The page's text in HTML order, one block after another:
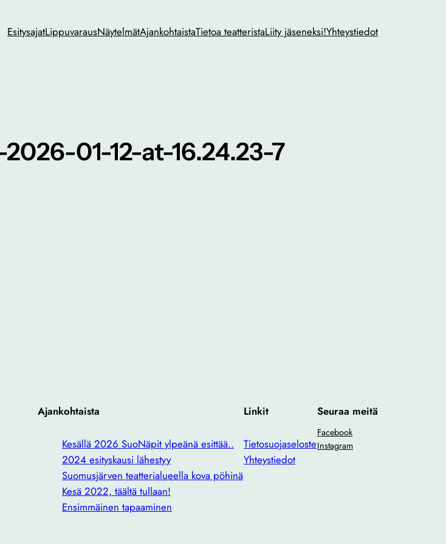
EsitysajatLippuvarausNäytelmätAjankohtaistaTietoa teatteristaLiity jäseneksi!Yhteystiedot
01-12-at-16.24.23-7
Ajankohtaista
Kesällä 2026 SuoNäpit ylpeänä esittää..
2024 esityskausi lähestyy
Suomusjärven teatterialueella kova pöhinä
Kesä 2022, täältä tullaan!
Ensimmäinen tapaaminen
Linkit
Tietosuojaseloste
Yhteystiedot
Seuraa meitä
Facebook
Instagram